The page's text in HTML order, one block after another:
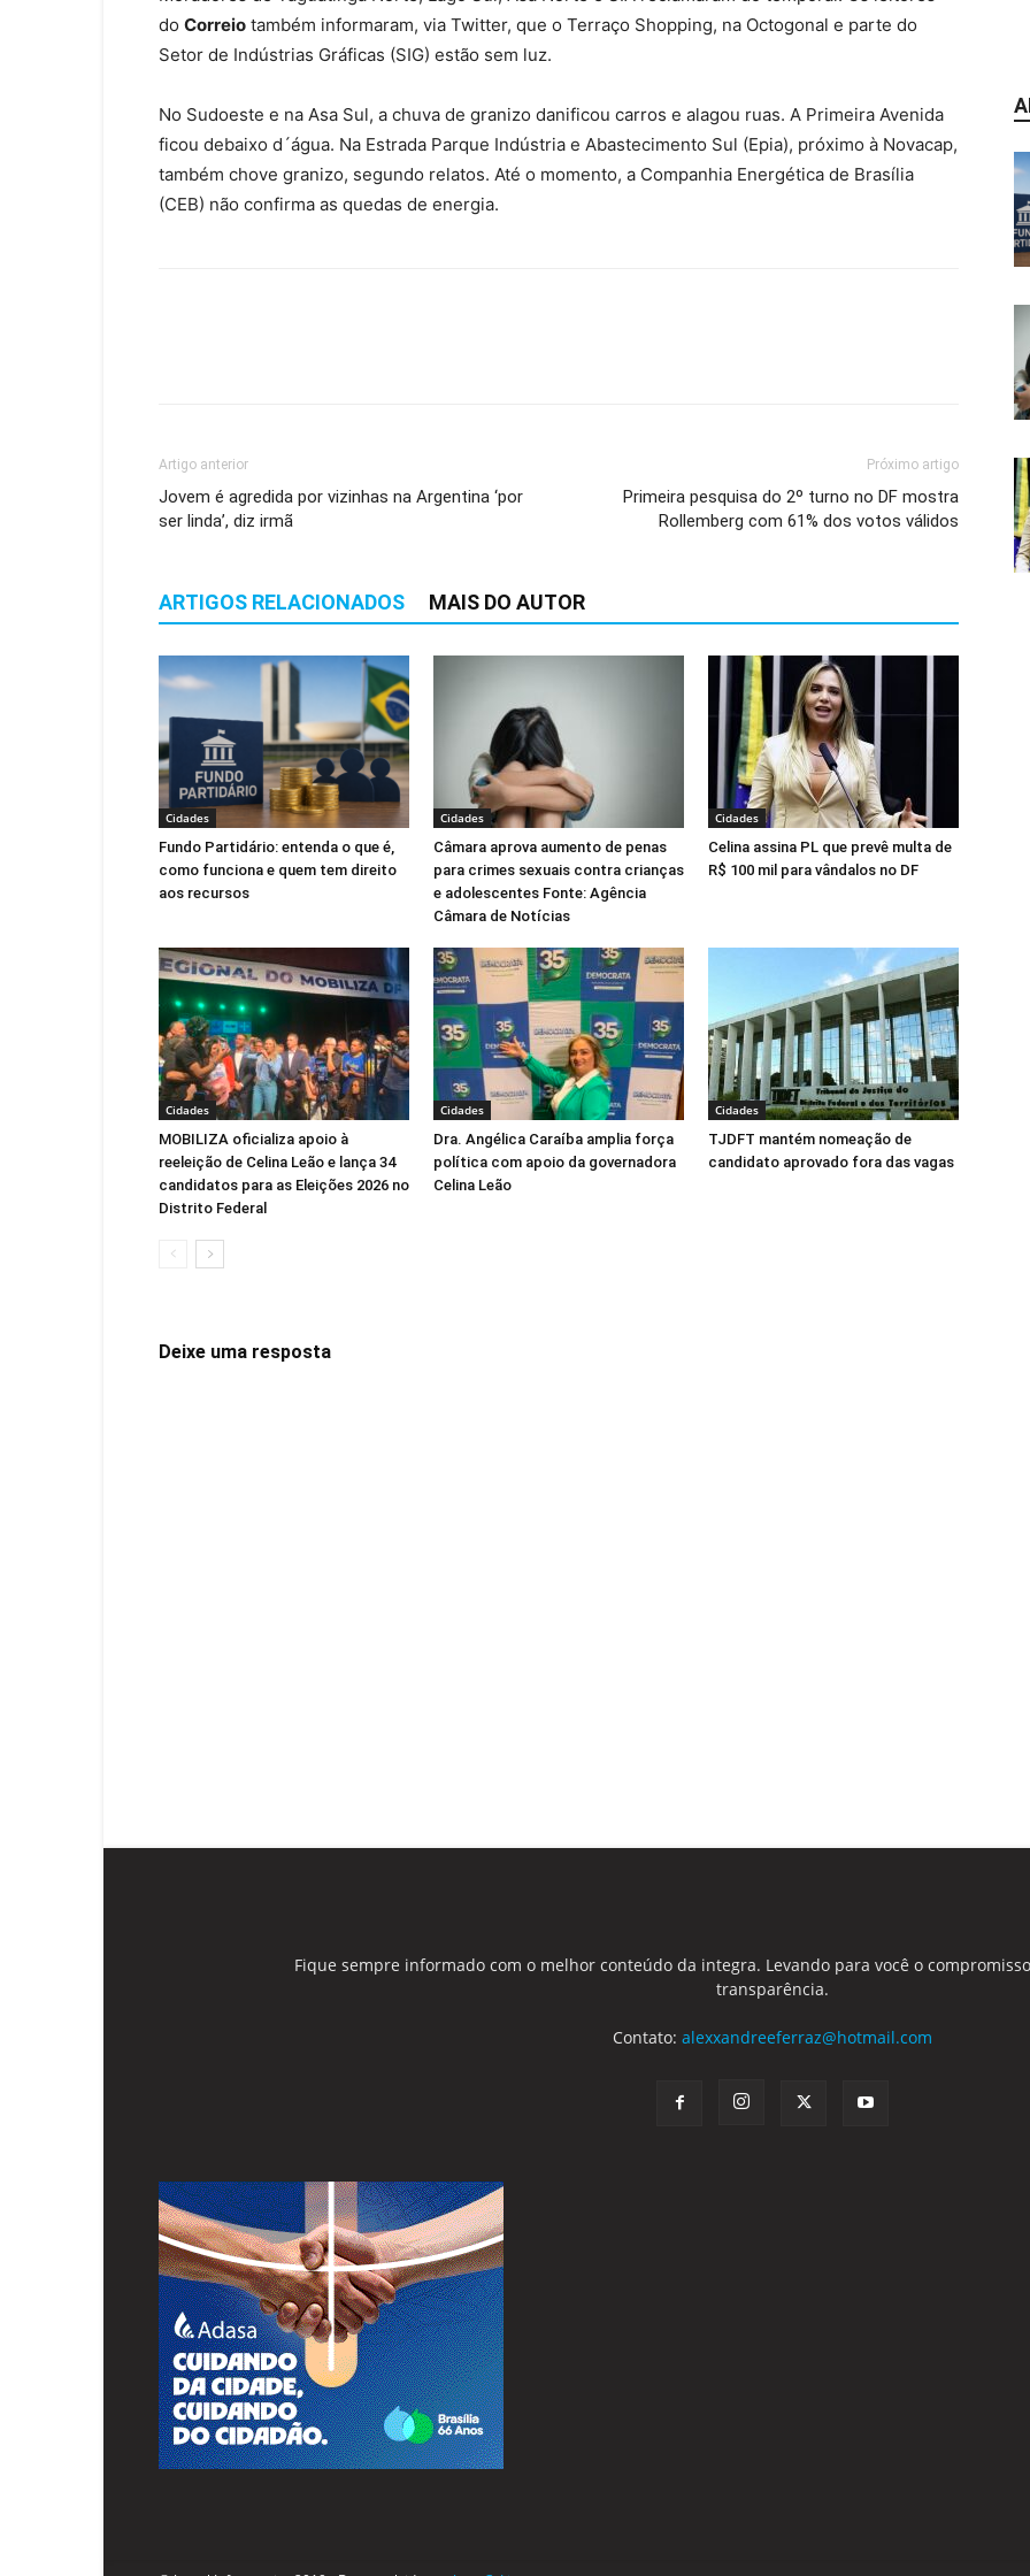
do Correio também informaram, via Twitter, que o Terraço Shopping, na Octogonal e parte do
Setor de Indústrias Gráficas (SIG) estão sem luz.
No Sudoeste e na Asa Sul, a chuva de granizo danificou carros e alagou ruas. A Primeira Avenida
ficou debaixo d´água. Na Estrada Parque Indústria e Abastecimento Sul (Epia), próximo à Novacap,
também chove granizo, segundo relatos. Até o momento, a Companhia Energética de Brasília
(CEB) não confirma as quedas de energia.
Artigo anterior
Jovem é agredida por vizinhas na Argentina ‘por
ser linda’, diz irmã
Próximo artigo
Primeira pesquisa do 2º turno no DF mostra
Rollemberg com 61% dos votos válidos
ARTIGOS RELACIONADOS MAIS DO AUTOR
Cidades
Fundo Partidário: entenda o que é,
como funciona e quem tem direito
aos recursos
Cidades
Câmara aprova aumento de penas
para crimes sexuais contra crianças
e adolescentes Fonte: Agência
Câmara de Notícias
Cidades
Celina assina PL que prevê multa de
R$ 100 mil para vândalos no DF
Cidades
MOBILIZA oficializa apoio à
reeleição de Celina Leão e lança 34
candidatos para as Eleições 2026 no
Distrito Federal
Cidades
Dra. Angélica Caraíba amplia força
política com apoio da governadora
Celina Leão
Cidades
TJDFT mantém nomeação de
candidato aprovado fora das vagas
Deixe uma resposta
Fique sempre informado com o melhor conteúdo da integra. Levando para você o
transparência.
Contato: alexxandreeferraz@hotmail.com